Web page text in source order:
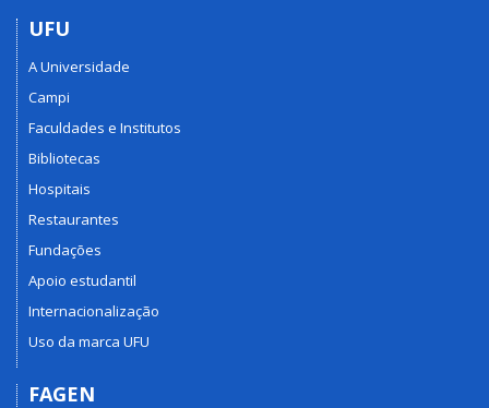
UFU
A Universidade
Campi
Faculdades e Institutos
Bibliotecas
Hospitais
Restaurantes
Fundações
Apoio estudantil
Internacionalização
Uso da marca UFU
FAGEN